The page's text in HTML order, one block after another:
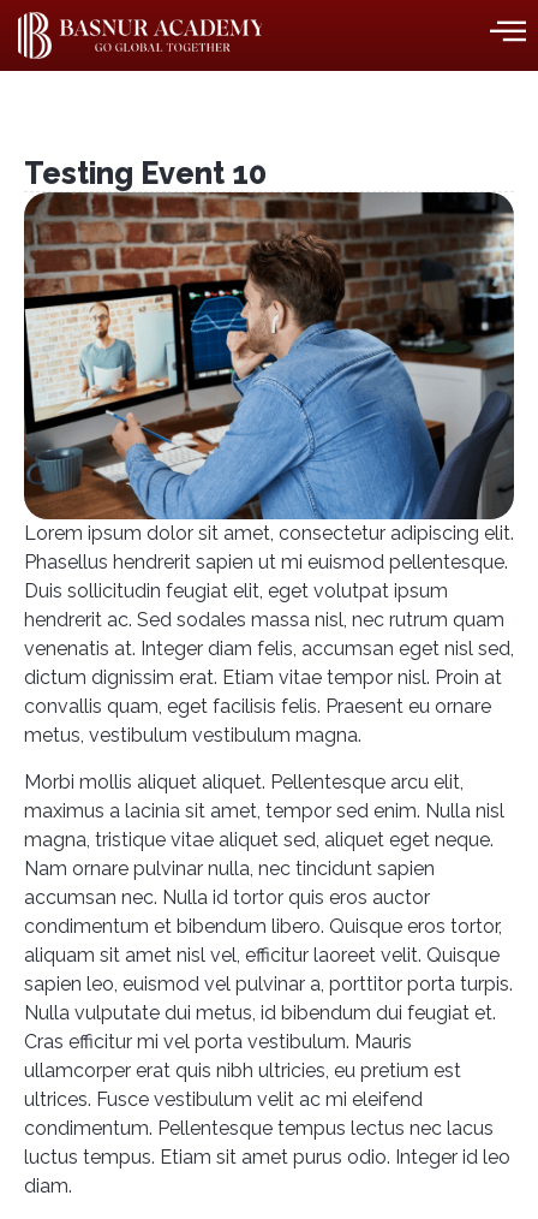
Testing Event 10
Lorem ipsum dolor sit amet, consectetur adipiscing elit.
Phasellus hendrerit sapien ut mi euismod pellentesque.
Duis sollicitudin feugiat elit, eget volutpat ipsum
hendrerit ac. Sed sodales massa nisl, nec rutrum quam
venenatis at. Integer diam felis, accumsan eget nisl sed,
dictum dignissim erat. Etiam vitae tempor nisl. Proin at
convallis quam, eget facilisis felis. Praesent eu ornare
metus, vestibulum vestibulum magna.
Morbi mollis aliquet aliquet. Pellentesque arcu elit,
maximus a lacinia sit amet, tempor sed enim. Nulla nisl
magna, tristique vitae aliquet sed, aliquet eget neque.
Nam ornare pulvinar nulla, nec tincidunt sapien
accumsan nec. Nulla id tortor quis eros auctor
condimentum et bibendum libero. Quisque eros tortor,
aliquam sit amet nisl vel, efficitur laoreet velit. Quisque
sapien leo, euismod vel pulvinar a, porttitor porta turpis.
Nulla vulputate dui metus, id bibendum dui feugiat et.
Cras efficitur mi vel porta vestibulum. Mauris
ullamcorper erat quis nibh ultricies, eu pretium est
ultrices. Fusce vestibulum velit ac mi eleifend
condimentum. Pellentesque tempus lectus nec lacus
luctus tempus. Etiam sit amet purus odio. Integer id leo
diam.